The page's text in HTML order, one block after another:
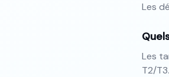
Les
Les
T2/T3.